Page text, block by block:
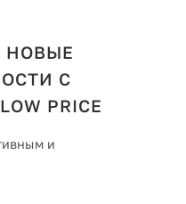
НОВЫЕ
С
PRICE
и